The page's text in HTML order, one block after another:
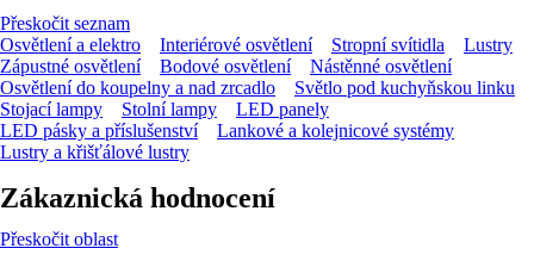
Přeskočit seznam
Osvětlení a elektro
Interiérové osvětlení Stropní svítidla
Lustry
Zápustné osvětlení
Bodové osvětlení
Nástěnné osvětlení
Osvětlení do koupelny a nad zrcadlo
Světlo pod kuchyňskou linku
Stojací lampy
Stolní lampy
LED panely
LED pásky a příslušenství
Lankové a kolejnicové systémy
Lustry a křišťálové lustry
Zákaznická hodnocení
Přeskočit oblast